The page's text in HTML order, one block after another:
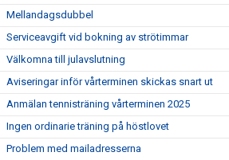
Mellandagsdubbel
Serviceavgift vid bokning av strötimmar
Välkomna till julavslutning
Aviseringar inför vårterminen skickas snart ut
Anmälan tennisträning vårterminen 2025
Ingen ordinarie träning på höstlovet
Problem med mailadresserna